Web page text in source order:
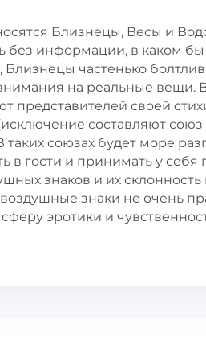
Близнецы, Весы и
без информации, в каком
Близнецы частенько
на реальные вещи.
представителей своей
составляют союз
таких союзах будет море
в гости и принимать у
знаков и их склонность
знаки не очень
эротики и